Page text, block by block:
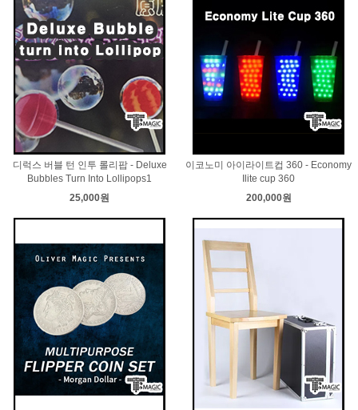
디럭스 버블 턴 인투 롤리팝 - Deluxe
Bubbles Turn Into Lollipops1
25,000원
이코노미 아이라이트컵 360 - Economy
Ilite cup 360
200,000원